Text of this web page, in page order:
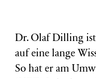
Dr. Olaf Dilling
auf eine lange
So hat er am